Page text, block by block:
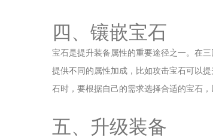
四、镶嵌宝石
宝石是提升装备属性的重要途径之一。在
提供不同的属性加成，比如攻击宝石可以
石时，要根据自己的需求选择合适的宝石，
五、升级装备